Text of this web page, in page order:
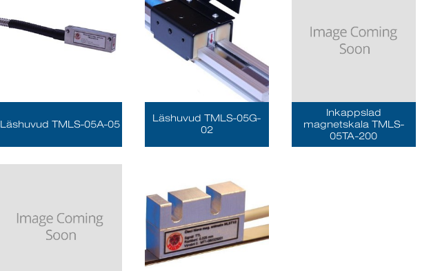
Läshuvud TMLS-05A-05
Läshuvud TMLS-05G-
02
Inkappslad
magnetskala TMLS-
05TA-200